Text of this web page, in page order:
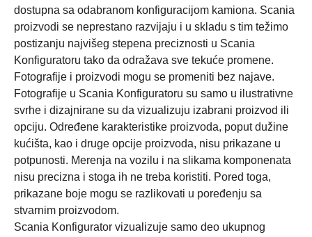
dostupna sa odabranom konfiguracijom kamiona. Scania
proizvodi se neprestano razvijaju i u skladu s tim težimo
postizanju najvišeg stepena preciznosti u Scania
Konfiguratoru tako da odražava sve tekuće promene.
Fotografije i proizvodi mogu se promeniti bez najave.
Fotografije u Scania Konfiguratoru su samo u ilustrativne
svrhe i dizajnirane su da vizualizuju izabrani proizvod ili
opciju. Određene karakteristike proizvoda, poput dužine
kućišta, kao i druge opcije proizvoda, nisu prikazane u
potpunosti. Merenja na vozilu i na slikama komponenata
nisu precizna i stoga ih ne treba koristiti. Pored toga,
prikazane boje mogu se razlikovati u poređenju sa
stvarnim proizvodom.
Scania Konfigurator vizualizuje samo deo ukupnog